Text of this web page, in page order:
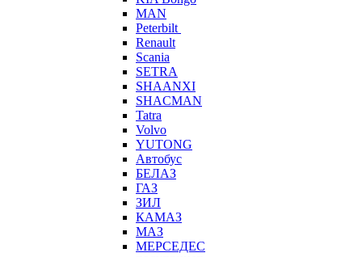
MAN
Peterbilt
Renault
Scania
SETRA
SHAANXI
SHACMAN
Tatra
Volvo
YUTONG
Автобус
БЕЛАЗ
ГАЗ
ЗИЛ
КАМАЗ
МАЗ
МЕРСЕДЕС